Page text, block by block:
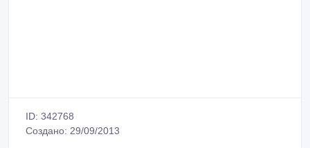
ID: 342768
Создано: 29/09/2013